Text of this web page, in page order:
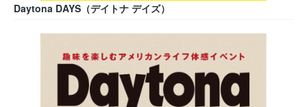
Daytona DAYS（デイトナ デイズ）